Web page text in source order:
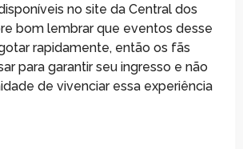
no site da Central dos
bom lembrar que eventos desse
rapidamente, então os fãs
para garantir seu ingresso e não
de vivenciar essa experiência